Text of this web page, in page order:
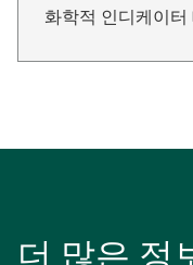
화학적 인디케이터
더 많은 정